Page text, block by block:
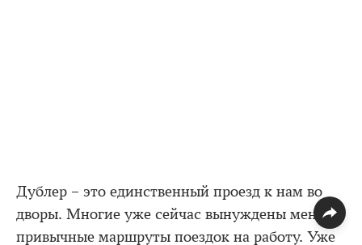
Дублер – это единственный проезд к нам во
дворы. Многие уже сейчас вынуждены менять
привычные маршруты поездок на работу. Уже